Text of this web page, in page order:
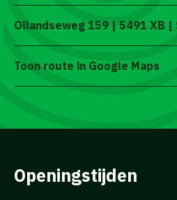
Ollandseweg 159 | 5491 XB |
Toon route in Google Maps
Openingstijden